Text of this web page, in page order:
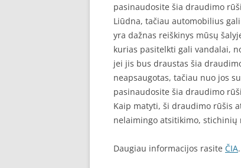
pasinaudosite šia draudimo
Liūdna, tačiau automobilius
yra dažnas reiškinys mūsų
kurias pasitelkti gali vandalai,
jei jis bus draustas šia
neapsaugotas, tačiau nuo jos
pasinaudosite šia draudimo
Kaip matyti, ši draudimo rūšis
nelaimingo atsitikimo, stichinių
Daugiau informacijos rasite ČIA.